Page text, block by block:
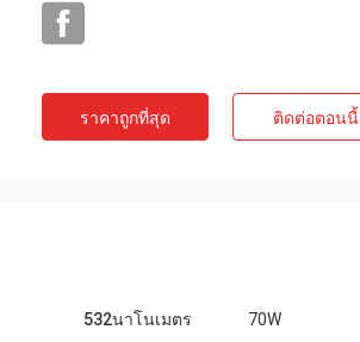
ราคาถูกที่สุด ติดต่อตอนนี้
532นาโนเมตร 70W